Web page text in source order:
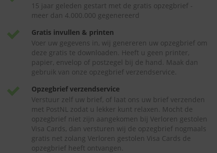
15 jaar geleden gestart met de gratis opzegbrief -
meer dan 4.000.000 gegenereerd
Gratis invullen & printen
Voer uw gegevens in, wij genereren uw opzegbrief om
deze gratis te downloaden. Heeft u geen printer,
papier, envelop of postzegel bij de hand. Maak dan
gebruik van onze opzegbrief verzendservice.
Opzegbrief verzendservice
Verstuur zelf uw brief, of laat ons uw brief verzenden
met PostNL zodat u lekker kunt relaxen. Mocht de
opzegbrief niet zijn aangekomen bij Verloren gestolen
Visa Cards, dan versturen wij de opzegbrief nogmaals
gratis net zolang Verloren gestolen Visa Cards de
opzegbrief heeft ontvangen.